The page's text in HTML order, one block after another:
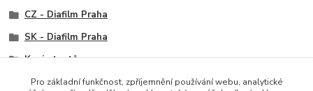
CZ - Diafilm Praha
SK - Diafilm Praha
Kopie textů
Pro základní funkčnost, zpříjemnění používání webu, analytické